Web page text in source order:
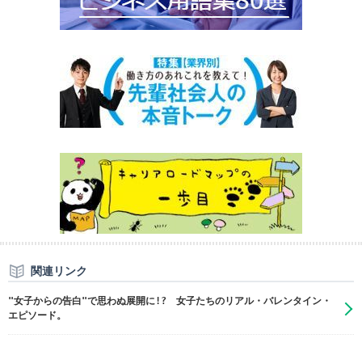
関連リンク
"女子からの告白"で思わぬ展開に!? 女子たちのリアル・バレンタイン・
エピソード。